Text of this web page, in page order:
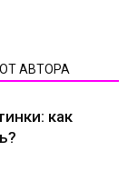
АВТОРА
как